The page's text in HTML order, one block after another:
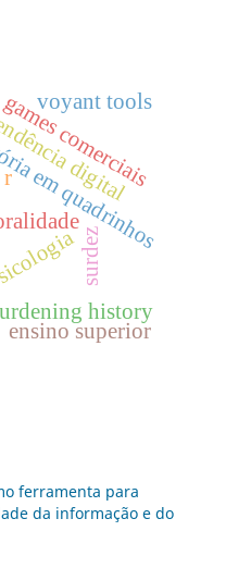
em quadrinhos
history
digital
games comerciais
surdez
ensino superior
r
voyant tools
ferramenta para
da informação e do